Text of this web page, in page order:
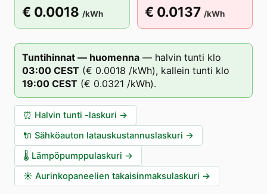
€ 0.0018 /kWh € 0.0137 /kWh
Tuntihinnat — huomenna — halvin tunti klo
03:00 CEST (€ 0.0018 /kWh), kallein tunti klo
19:00 CEST (€ 0.0321 /kWh).
⏰ Halvin tunti -laskuri →
🔌 Sähköauton latauskustannuslaskuri →
🌡️ Lämpöpumppulaskuri →
☀️ Aurinkopaneelien takaisinmaksulaskuri →